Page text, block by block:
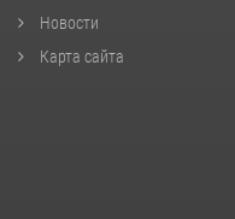
Новости
Карта сайта